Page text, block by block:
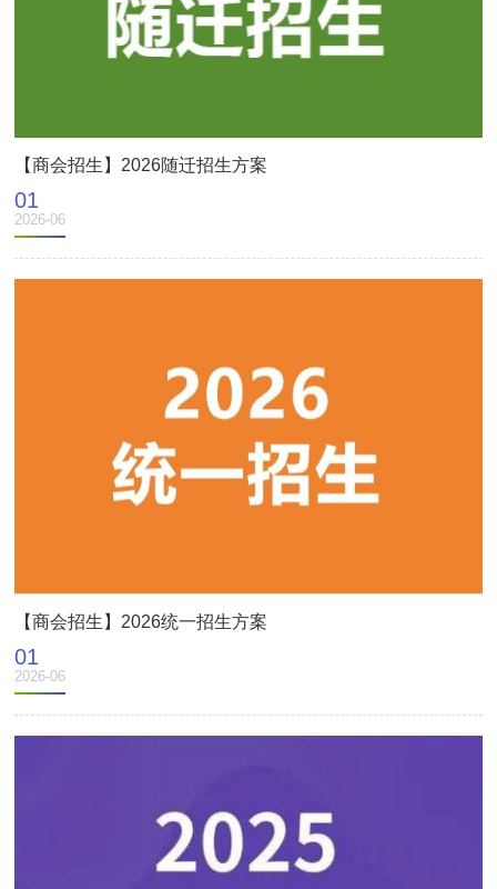
【商会招生】2026随迁招生方案
01
2026-06
【商会招生】2026统一招生方案
01
2026-06